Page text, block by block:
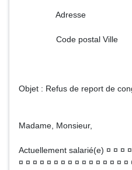
Adresse
Code postal Ville
Objet : Refus de report de
Madame, Monsieur,
Actuellement salarié(e) ¤ ¤ ¤
¤ ¤ ¤ ¤ ¤ ¤ ¤ ¤ ¤ ¤ ¤ ¤ ¤ ¤ ¤